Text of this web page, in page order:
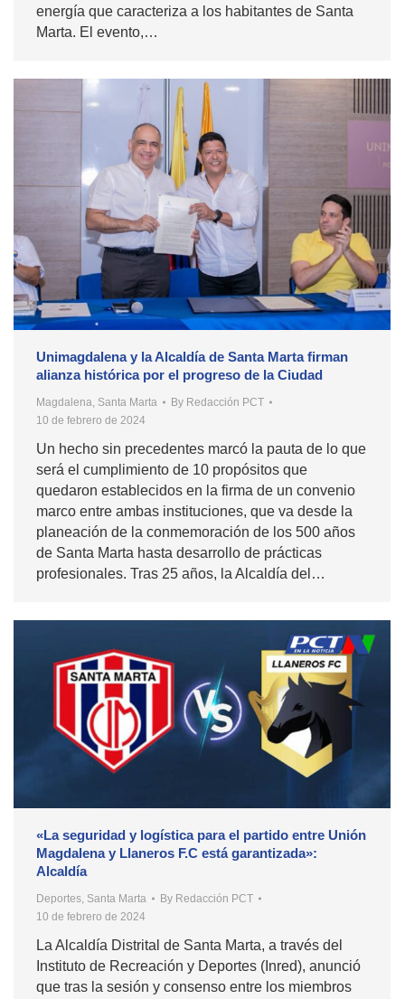
energía que caracteriza a los habitantes de Santa
Marta. El evento,…
Unimagdalena y la Alcaldía de Santa Marta firman
alianza histórica por el progreso de la Ciudad
Magdalena, Santa Marta By Redacción PCT
10 de febrero de 2024
Un hecho sin precedentes marcó la pauta de lo que
será el cumplimiento de 10 propósitos que
quedaron establecidos en la firma de un convenio
marco entre ambas instituciones, que va desde la
planeación de la conmemoración de los 500 años
de Santa Marta hasta desarrollo de prácticas
profesionales. Tras 25 años, la Alcaldía del…
«La seguridad y logística para el partido entre Unión
Magdalena y Llaneros F.C está garantizada»:
Alcaldía
Deportes, Santa Marta By Redacción PCT
10 de febrero de 2024
La Alcaldía Distrital de Santa Marta, a través del
Instituto de Recreación y Deportes (Inred), anunció
que tras la sesión y consenso entre los miembros